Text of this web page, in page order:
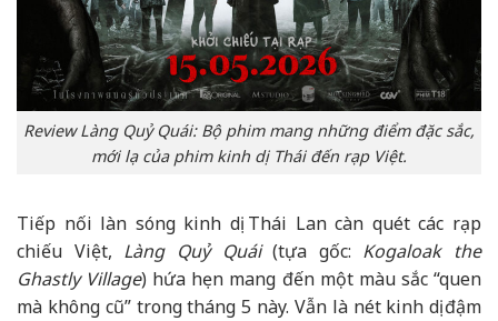
Review Làng Quỷ Quái: Bộ phim mang những điểm đặc sắc,
mới lạ của phim kinh dị Thái đến rạp Việt.
Tiếp nối làn sóng kinh dị Thái Lan càn quét các rạp
chiếu Việt, Làng Quỷ Quái(tựa gốc: Kogaloak the
Ghastly Village) hứa hẹn mang đến một màu sắc “quen
mà không cũ” trong tháng 5 này. Vẫn là nét kinh dị đậm